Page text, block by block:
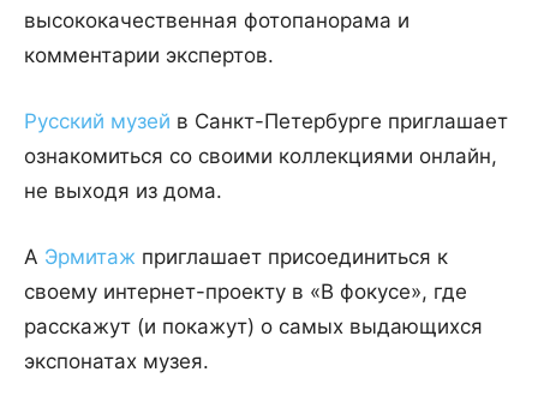
высококачественная фотопанорама и
комментарии экспертов.
Русский музей в Санкт-Петербурге приглашает
ознакомиться со своими коллекциями онлайн,
не выходя из дома.
А Эрмитаж приглашает присоединиться к
своему интернет-проекту в «В фокусе», где
расскажут (и покажут) о самых выдающихся
экспонатах музея.